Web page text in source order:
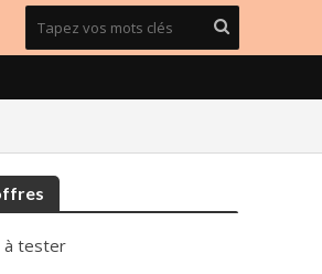
à tester